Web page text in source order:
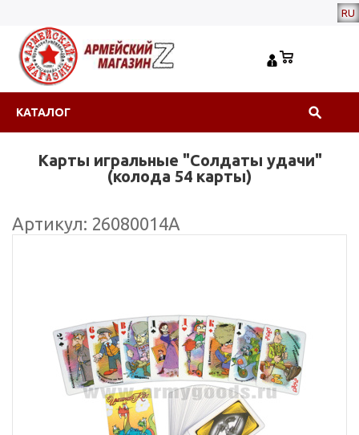
RU
КАТАЛОГ
Карты игральные "Солдаты удачи"
(колода 54 карты)
Артикул: 26080014А